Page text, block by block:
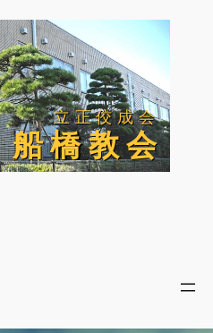
立正佼成会
立正佼成会
船 橋 教 会
船 橋 教 会